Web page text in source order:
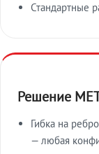
Стандартные
Решение
Гибка на
— любая